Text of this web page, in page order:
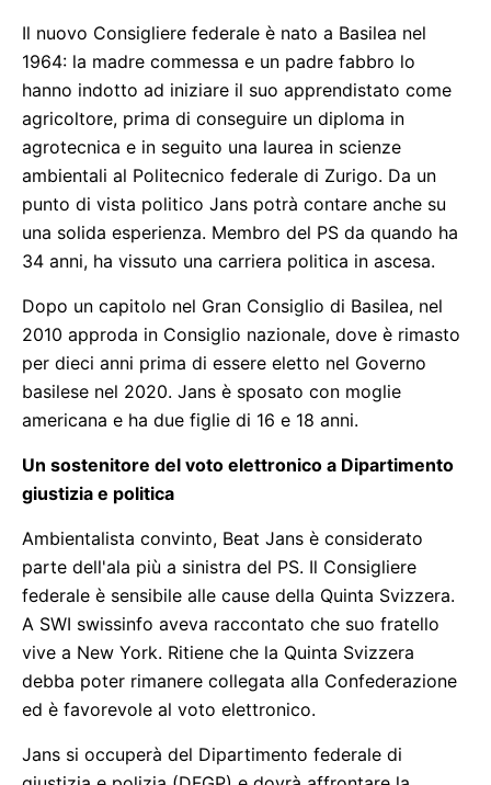
Il nuovo Consigliere federale è nato a Basilea nel
1964: la madre commessa e un padre fabbro lo
hanno indotto ad iniziare il suo apprendistato come
agricoltore, prima di conseguire un diploma in
agrotecnica e in seguito una laurea in scienze
ambientali al Politecnico federale di Zurigo. Da un
punto di vista politico Jans potrà contare anche su
una solida esperienza. Membro del PS da quando ha
34 anni, ha vissuto una carriera politica in ascesa.
Dopo un capitolo nel Gran Consiglio di Basilea, nel
2010 approda in Consiglio nazionale, dove è rimasto
per dieci anni prima di essere eletto nel Governo
basilese nel 2020. Jans è sposato con moglie
americana e ha due figlie di 16 e 18 anni.
Un sostenitore del voto elettronico a Dipartimento
giustizia e politica
Ambientalista convinto, Beat Jans è considerato
parte dell'ala più a sinistra del PS. Il Consigliere
federale è sensibile alle cause della Quinta Svizzera.
A SWI swissinfo aveva raccontato che suo fratello
vive a New York. Ritiene che la Quinta Svizzera
debba poter rimanere collegata alla Confederazione
ed è favorevole al voto elettronico.
Jans si occuperà del Dipartimento federale di